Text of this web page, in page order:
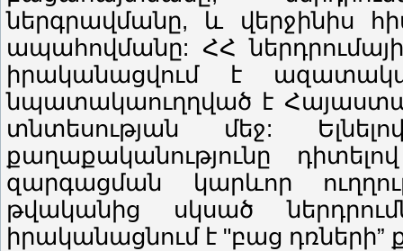
ներգրավմանը, և վերջինիս
ապահովմանը: ՀՀ
իրականացվում է
նպատակաուղղված է
տնտեսության մեջ:
քաղաքականությունը
զարգացման կարևոր
թվականից սկսած
իրականացնում է "բաց դռների”